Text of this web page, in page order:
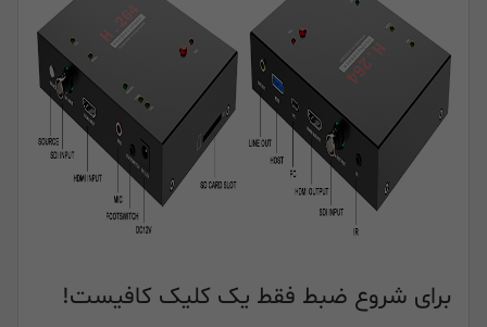
برای شروع ضبط فقط یک کلیک کافیست!